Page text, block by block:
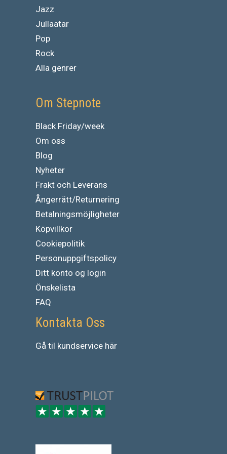
Jazz
Jullaatar
Pop
Rock
Alla genrer
Om Stepnote
Black Friday/week
Om oss
Blog
Nyheter
Frakt och Leverans
Ångerrätt/Returnering
Betalningsmöjligheter
Köpvillkor
Cookiepolitik
Personuppgiftspolicy
Ditt konto og login
Önskelista
FAQ
Kontakta Oss
Gå til kundservice här